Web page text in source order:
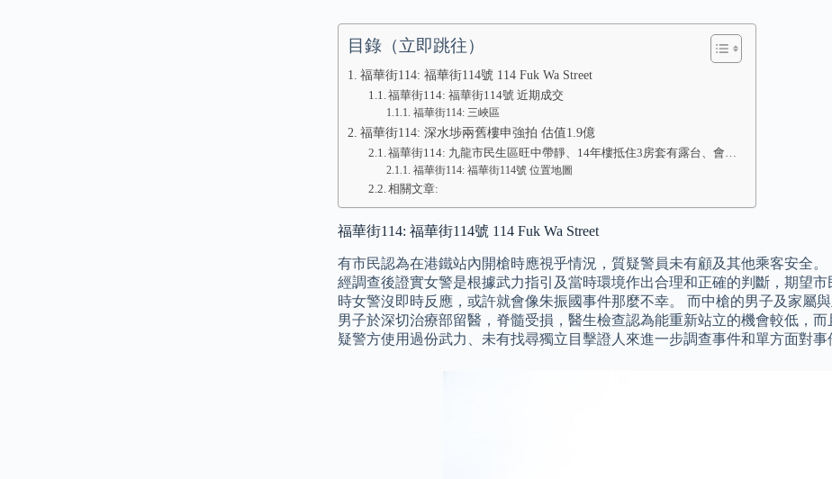
目錄（立即跳往）
福華街114: 福華街114號 114 Fuk Wa Street
福華街114: 福華街114號 近期成交
福華街114: 三峽區
福華街114: 深水埗兩舊樓申強拍 估值1.9億
福華街114: 九龍市民生區旺中帶靜、14年樓抵住3房套有露台、會…
福華街114: 福華街114號 位置地圖
相關文章:
福華街114: 福華街114號 114 Fuk Wa Street
有市民認為在港鐵站內開槍時應視乎情況，質疑警員未有顧及其他乘客安全
經調查後證實女警是根據武力指引及當時環境作出合理和正確的判斷，期望
時女警沒即時反應，或許就會像朱振國事件那麼不幸。 而中槍的男子及家屬
男子於深切治療部留醫，脊髓受損，醫生檢查認為能重新站立的機會較低，
疑警方使用過份武力、未有找尋獨立目擊證人來進一步調查事件和單方面對事